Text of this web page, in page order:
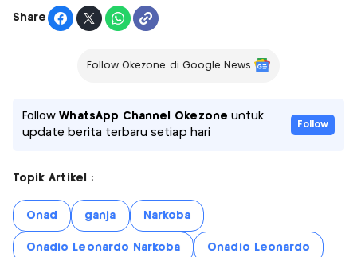
Share
Follow Okezone di Google News
FollowWhatsApp Channel Okezone untuk
update berita terbaru setiap hari
Follow
Topik Artikel :
Onad ganja Narkoba
Onadio Leonardo Narkoba Onadio Leonardo